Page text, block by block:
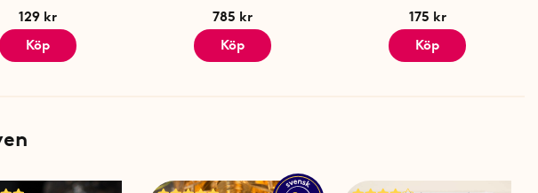
129 kr
Köp
785 kr
Köp
175 kr
Köp